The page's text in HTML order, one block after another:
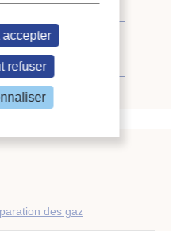
rendu de la
des gaz
accepter
refuser